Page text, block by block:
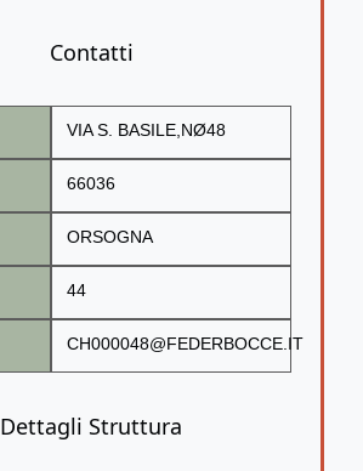
Contatti
VIA S. BASILE,NØ48
66036
ORSOGNA
44
CH000048@FEDERBOCCE.IT
Dettagli Struttura